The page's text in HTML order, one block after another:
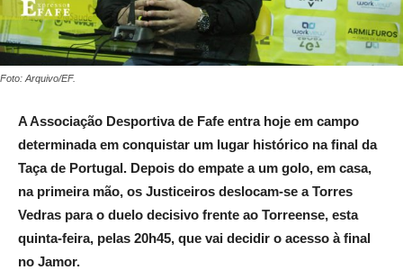
Foto: Arquivo/EF.
A Associação Desportiva de Fafe entra hoje em campo
determinada em conquistar um lugar histórico na final da
Taça de Portugal. Depois do empate a um golo, em casa,
na primeira mão, os Justiceiros deslocam-se a Torres
Vedras para o duelo decisivo frente ao Torreense, esta
quinta-feira, pelas 20h45, que vai decidir o acesso à final
no Jamor.